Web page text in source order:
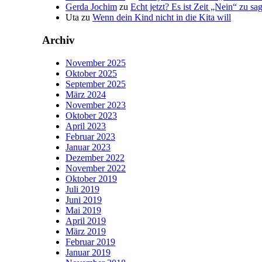
Gerda Jochim zu Echt jetzt? Es ist Zeit „Nein“ zu
Uta zu Wenn dein Kind nicht in die Kita will
Archiv
November 2025
Oktober 2025
September 2025
März 2024
November 2023
Oktober 2023
April 2023
Februar 2023
Januar 2023
Dezember 2022
November 2022
Oktober 2019
Juli 2019
Juni 2019
Mai 2019
April 2019
März 2019
Februar 2019
Januar 2019